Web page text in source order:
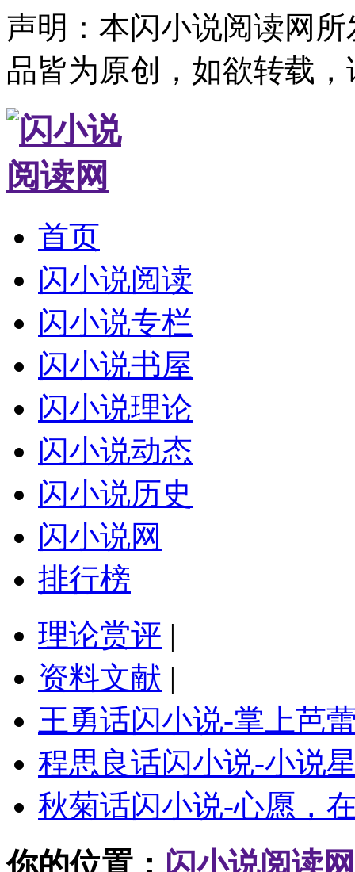
声明：本闪小说阅读网
品皆为原创，如欲转载
首页
闪小说阅读
闪小说专栏
闪小说书屋
闪小说理论
闪小说动态
闪小说历史
闪小说网
排行榜
理论赏评 |
资料文献 |
王勇话闪小说-掌上芭
程思良话闪小说-小说
秋菊话闪小说-心愿，
你的位置： 闪小说阅读网